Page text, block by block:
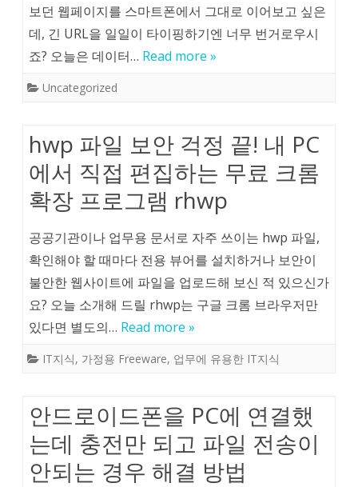
보던 웹페이지를 스마트폰에서 그대로 이어보고 싶은
데, 긴 URL을 일일이 타이핑하기엔 너무 번거로우시
죠? 오늘은 데이터… Read more »
Uncategorized
hwp 파일 보안 걱정 끝! 내 PC
에서 직접 편집하는 무료 크롬
확장 프로그램 rhwp
공공기관이나 업무용 문서로 자주 쓰이는 hwp 파일,
확인해야 할 때마다 전용 뷰어를 설치하거나 보안이
불안한 웹사이트에 파일을 업로드해 보신 적 있으신가
요? 오늘 소개해 드릴 rhwp는 구글 크롬 브라우저만
있다면 별도의… Read more »
IT지식, 가정용 Freeware, 업무에 유용한 IT지식
안드로이드폰을 PC에 연결했
는데 충전만 되고 파일 전송이
안되는 경우 해결 방법